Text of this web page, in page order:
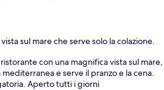
sul mare che serve solo la colazione.
con una magnifica vista sul mare,
e serve il pranzo e la cena.
Aperto tutti i giorni